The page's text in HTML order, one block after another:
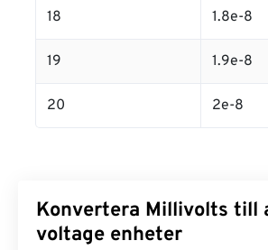
18 1.8e-8
19 1.9e-8
20 2e-8
Konvertera Millivolts till
voltage enheter